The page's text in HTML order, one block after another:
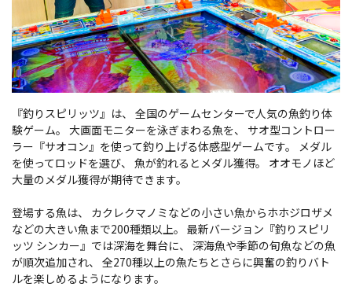
『釣りスピリッツ』は、 全国のゲームセンターで人気の魚釣り体
験ゲーム。 大画面モニターを泳ぎまわる魚を、 サオ型コントロー
ラー『サオコン』を使って釣り上げる体感型ゲームです。 メダル
を使ってロッドを選び、 魚が釣れるとメダル獲得。 オオモノほど
大量のメダル獲得が期待できます。
登場する魚は、 カクレクマノミなどの小さい魚からホホジロザメ
などの大きい魚まで200種類以上。 最新バージョン『釣りスピリ
ッツ シンカー』では深海を舞台に、 深海魚や季節の旬魚などの魚
が順次追加され、 全270種以上の魚たちとさらに興奮の釣りバト
ルを楽しめるようになります。